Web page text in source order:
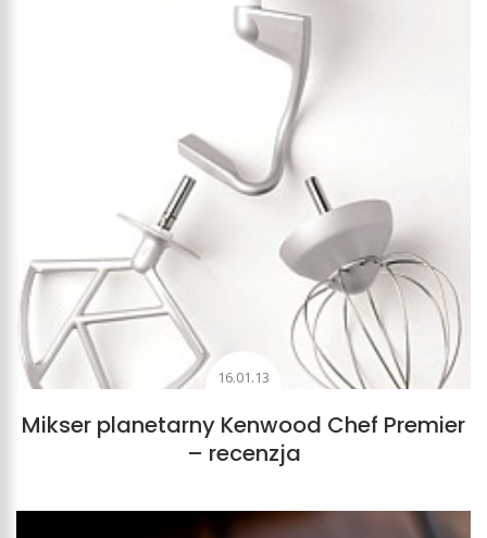
16.01.13
Mikser planetarny Kenwood Chef Premier
– recenzja